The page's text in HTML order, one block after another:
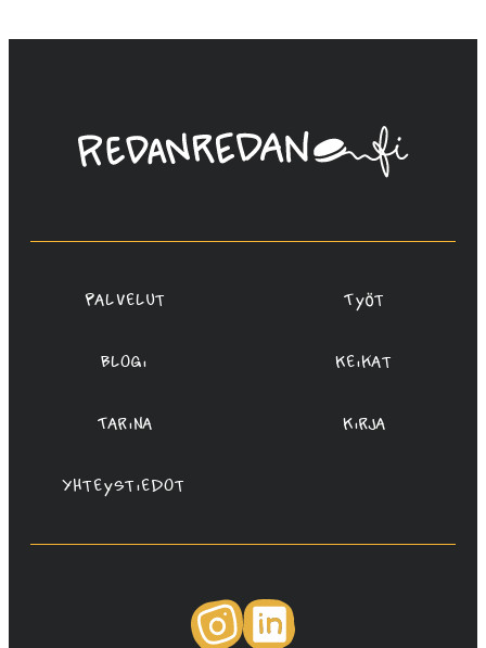
Linda
Saukko-
Oy
Palvelut Työt
Blogi Keikat
Tarina Kirja
Yhteystiedot
Instagram